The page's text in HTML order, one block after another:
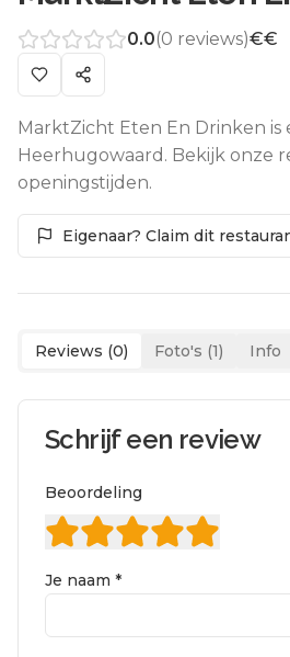
0.0(0 reviews)€€
MarktZicht Eten En Drinken is
Heerhugowaard. Bekijk onze
openingstijden.
Eigenaar? Claim dit
Reviews (0) Foto's (1) Info
Schrijf een review
Beoordeling
Je naam *